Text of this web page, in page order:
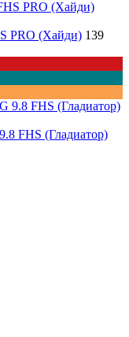
PRO (Хайди) 139
FHS (Гладиатор)